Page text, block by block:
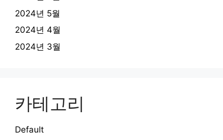
2024년 5월
2024년 4월
2024년 3월
카테고리
Default